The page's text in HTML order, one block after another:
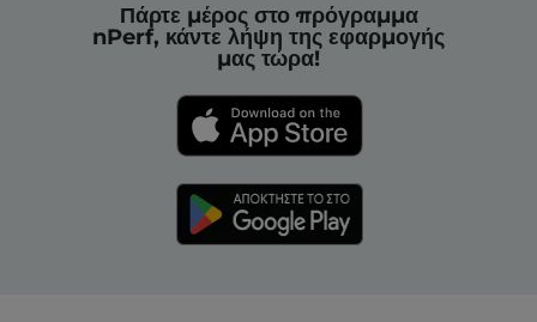
Πάρτε μέρος στο πρόγραμμα
nPerf, κάντε λήψη της εφαρμογής
μας τώρα!